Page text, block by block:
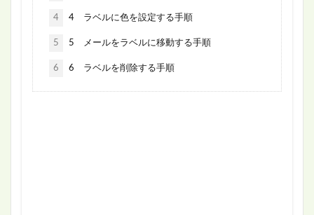
4 4 ラベルに色を設定する手順
5 5 メールをラベルに移動する手順
6 6 ラベルを削除する手順